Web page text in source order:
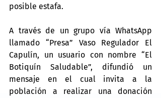
posible estafa.
A través de un grupo vía WhatsApp
llamado “Presa” Vaso Regulador El
Capulín, un usuario con nombre “El
Botiquín Saludable”, difundió un
mensaje en el cual invita a la
población a realizar una donación